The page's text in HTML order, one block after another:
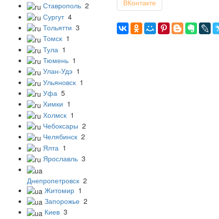
Ставрополь 2
Сургут 4
Тольятти 3
Томск 1
Тула 1
Тюмень 1
Улан-Удэ 1
Ульяновск 1
Уфа 5
Химки 1
Холмск 1
Чебоксары 2
Челябинск 2
Ялта 1
Ярославль 3
Днепропетровск 2
Житомир 1
Запорожье 2
Киев 3
ВКонтакте